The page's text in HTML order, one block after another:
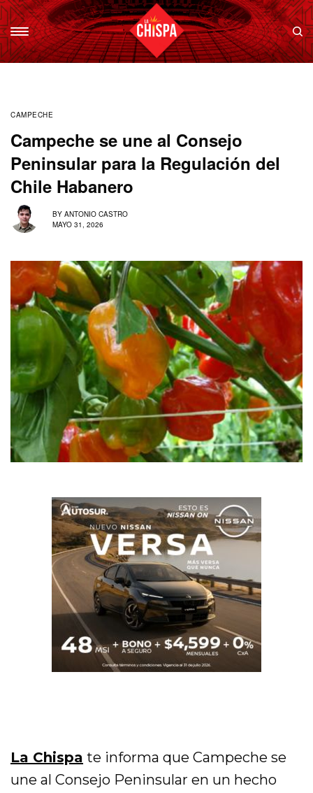
CAMPECHE
Campeche se une al Consejo
Peninsular para la Regulación del
Chile Habanero
BY ANTONIO CASTRO
MAYO 31, 2026
La Chispa te informa que Campeche se
une al Consejo Peninsular en un hecho